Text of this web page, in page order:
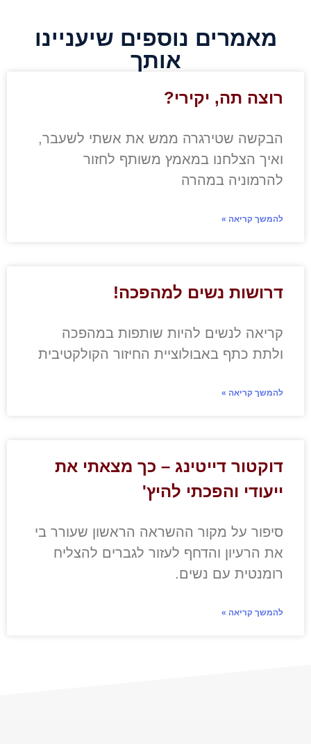
מאמרים נוספים שיעניינו
אותך
רוצה תה, יקירי?
הבקשה שטירגרה ממש את אשתי לשעבר,
ואיך הצלחנו במאמץ משותף לחזור
להרמוניה במהרה
להמשך קריאה »
דרושות נשים למהפכה!
קריאה לנשים להיות שותפות במהפכה
ולתת כתף באבולוציית החיזור הקולקטיבית
להמשך קריאה »
דוקטור דייטינג – כך מצאתי את
ייעודי והפכתי להיץ'
סיפור על מקור ההשראה הראשון שעורר בי
את הרעיון והדחף לעזור לגברים להצליח
רומנטית עם נשים.
להמשך קריאה »